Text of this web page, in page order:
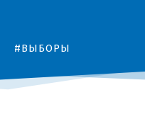
#ВЫБОРЫ